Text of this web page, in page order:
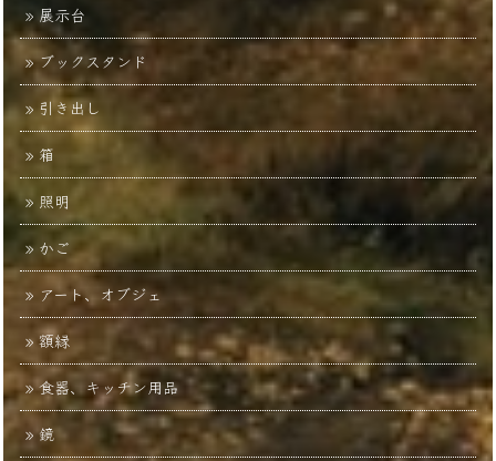
展示台
ブックスタンド
引き出し
箱
照明
かご
アート、オブジェ
額縁
食器、キッチン用品
鏡